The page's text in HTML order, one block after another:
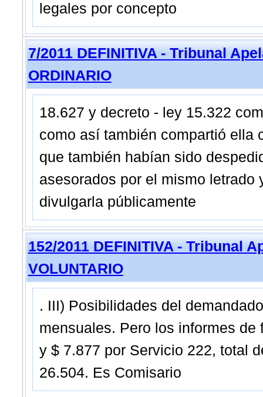
legales por concepto
7/2011 DEFINITIVA - Tribunal
ORDINARIO
18.627 y decreto - ley 15.322
como así también compartió ella
que también habían sido
asesorados por el mismo
divulgarla públicamente
152/2011 DEFINITIVA - Tribunal
VOLUNTARIO
. III) Posibilidades del
mensuales. Pero los informes
y $ 7.877 por Servicio 222, total
26.504. Es Comisario